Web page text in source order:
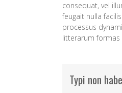
consequat, vel
feugait nulla
processus
litterarum
Typi non